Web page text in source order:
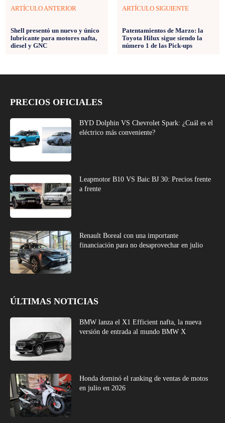
ARTÍCULO ANTERIOR
Shell presentó un nuevo y único
lubricante para motores nafta,
diesel y GNC
ARTÍCULO SIGUIENTE
Patentamientos de Marzo: la
Toyota Hilux sigue siendo la
número 1 de las Pick-ups
PRECIOS OFICIALES
BYD Dolphin VS Chevrolet Spark: ¿Cuál es el
eléctrico más conveniente?
Leapmotor B10 VS Baic BJ 30: Precios frente
a frente
Renault Boreal con una importante
financiación para no desaprovechar en julio
ÚLTIMAS NOTICIAS
BMW lanza el X1 Efficient nafta, la nueva
versión de entrada al mundo BMW X
Honda dominó el ranking de ventas de motos
en julio en 2026